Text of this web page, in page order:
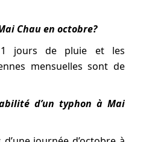
Chau en octobre?
jours de pluie et les
mensuelles sont de
d’un typhon à Mai